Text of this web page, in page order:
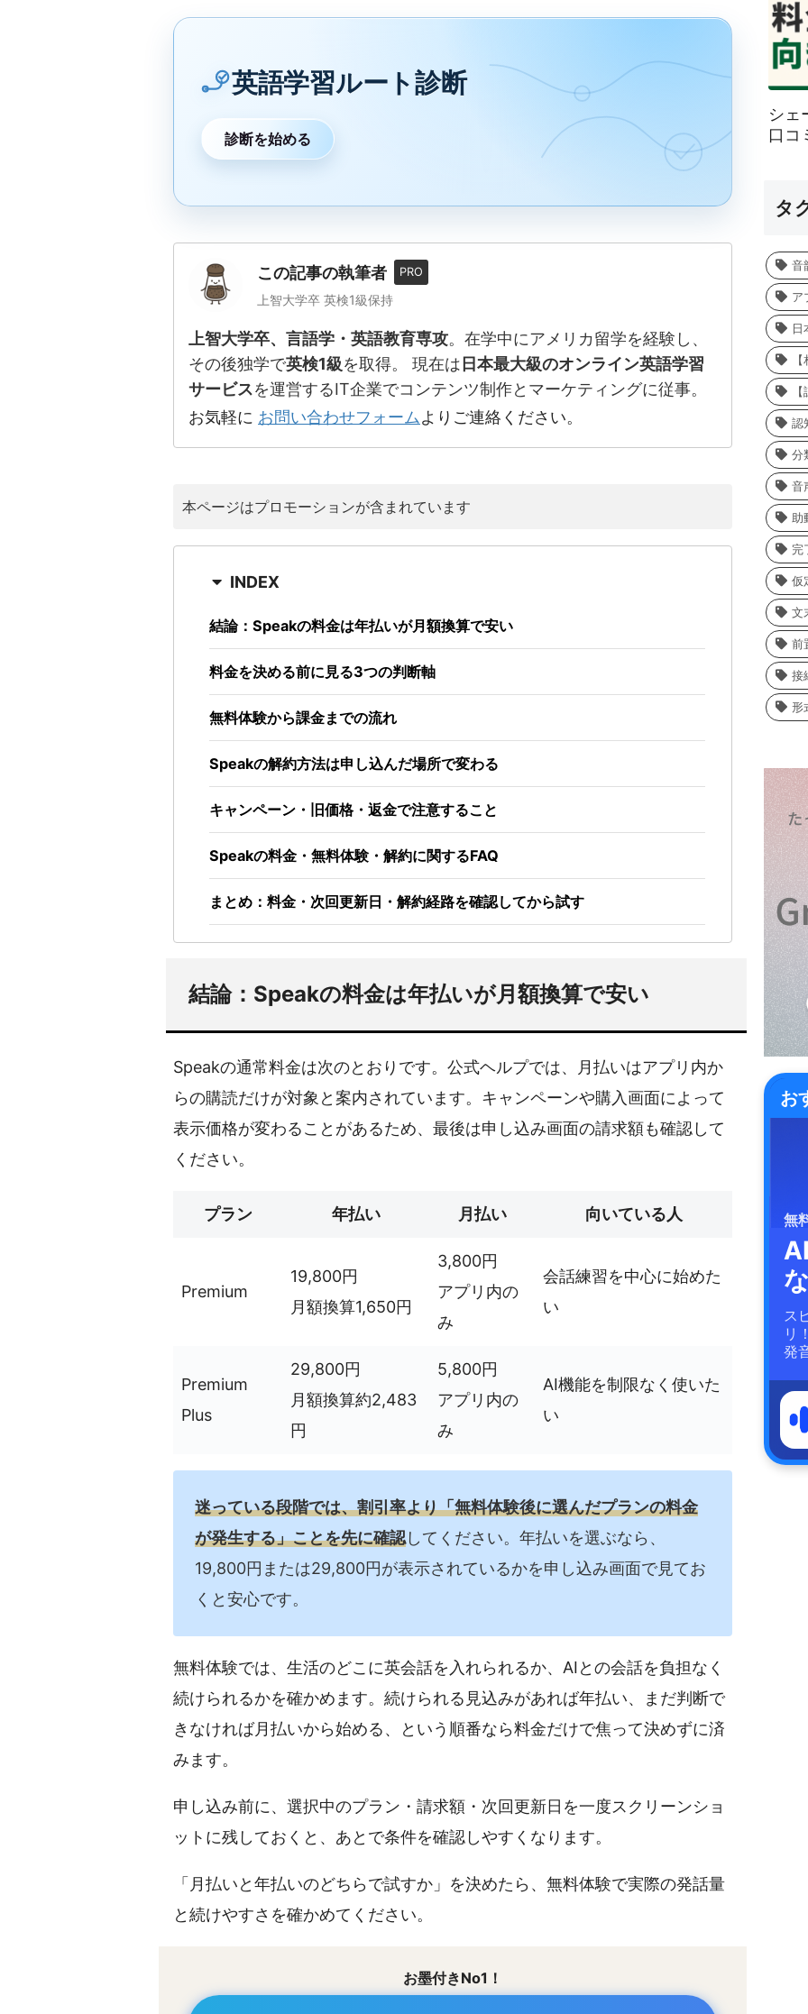
英語学習ルート診断
診断を始める
この記事の執筆者 PRO
上智大学卒 英検1級保持
上智大学卒、言語学・英語教育専攻。在学中にアメリカ留学を経験し、
その後独学で英検1級を取得。 現在は日本最大級のオンライン英語学習
サービスを運営するIT企業でコンテンツ制作とマーケティングに従事。
お気軽に お問い合わせフォームよりご連絡ください。
本ページはプロモーションが含まれています
INDEX
結論：Speakの料金は年払いが月額換算で安い
料金を決める前に見る3つの判断軸
無料体験から課金までの流れ
Speakの解約方法は申し込んだ場所で変わる
キャンペーン・旧価格・返金で注意すること
Speakの料金・無料体験・解約に関するFAQ
まとめ：料金・次回更新日・解約経路を確認してから試す
結論：Speakの料金は年払いが月額換算で安い
Speakの通常料金は次のとおりです。公式ヘルプでは、月払いはアプリ内か
らの購読だけが対象と案内されています。キャンペーンや購入画面によって
表示価格が変わることがあるため、最後は申し込み画面の請求額も確認して
ください。
プラン 年払い 月払い 向いている人
Premium
19,800円
月額換算1,650円
3,800円
アプリ内の
み
会話練習を中心に始めた
い
Premium
Plus
29,800円
月額換算約2,483
円
5,800円
アプリ内の
み
AI機能を制限なく使いた
い
迷っている段階では、割引率より「無料体験後に選んだプランの料金
が発生する」ことを先に確認してください。年払いを選ぶなら、
19,800円または29,800円が表示されているかを申し込み画面で見てお
くと安心です。
無料体験では、生活のどこに英会話を入れられるか、AIとの会話を負担なく
続けられるかを確かめます。続けられる見込みがあれば年払い、まだ判断で
きなければ月払いから始める、という順番なら料金だけで焦って決めずに済
みます。
申し込み前に、選択中のプラン・請求額・次回更新日を一度スクリーンショ
ットに残しておくと、あとで条件を確認しやすくなります。
「月払いと年払いのどちらで試すか」を決めたら、無料体験で実際の発話量
と続けやすさを確かめてください。
お墨付きNo1！
シェ
口コ
タ
音
ア
日
認
分
音
助
完
仮
文
前
接
形
お
無
ス
リ
発